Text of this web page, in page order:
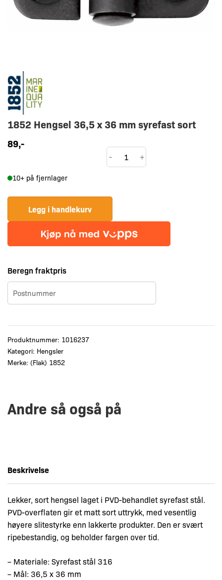
1852 Hengsel 36,5 x 36 mm syrefast sort
89,-
1852
Hengsel
mm
syrefast
sort
- +
10+ på fjernlager
Legg i handlekurv
Beregn fraktpris
Produktnummer: 1016237
Kategori: Hengsler
Merke: (Flak) 1852
Andre så også på
Beskrivelse
Lekker, sort hengsel laget i PVD-behandlet syrefast stål.
PVD-overflaten gir et matt sort uttrykk, med vesentlig
høyere slitestyrke enn lakkerte produkter. Den er svært
ripebestandig, og beholder fargen over tid.
– Materiale: Syrefast stål 316
– Mål: 36,5 x 36 mm